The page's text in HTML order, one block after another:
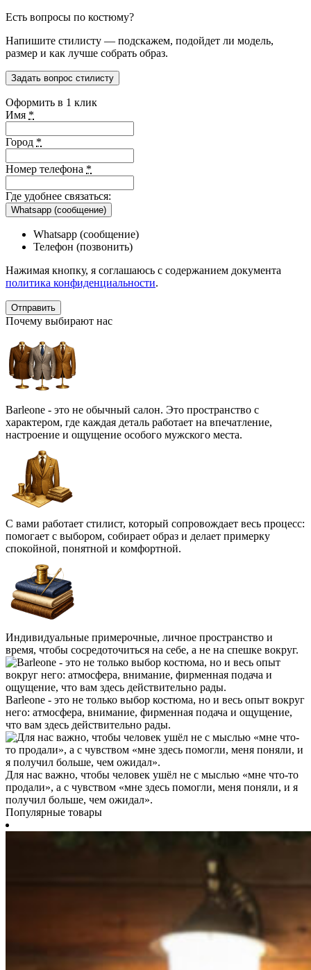
Есть вопросы по костюму?
Напишите стилисту — подскажем, подойдет ли модель,
размер и как лучше собрать образ.
Задать вопрос стилисту
Оформить в 1 клик
Имя *
Город *
Номер телефона *
Где удобнее связаться:
Whatsapp (сообщение)
Whatsapp (сообщение)
Телефон (позвонить)
Нажимая кнопку, я соглашаюсь с содержанием документа
политика конфиденциальности.
Почему выбирают нас
Barleone - это не обычный салон. Это пространство с
характером, где каждая деталь работает на впечатление,
настроение и ощущение особого мужского места.
С вами работает стилист, который сопровождает весь процесс:
помогает с выбором, собирает образ и делает примерку
спокойной, понятной и комфортной.
Индивидуальные примерочные, личное пространство и
время, чтобы сосредоточиться на себе, а не на спешке вокруг.
Barleone - это не только выбор костюма, но и весь опыт вокруг
него: атмосфера, внимание, фирменная подача и ощущение,
что вам здесь действительно рады.
Для нас важно, чтобы человек ушёл не с мыслью «мне что-то
продали», а с чувством «мне здесь помогли, меня поняли, и я
получил больше, чем ожидал».
Популярные товары